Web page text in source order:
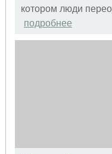
котором люди
подробнее